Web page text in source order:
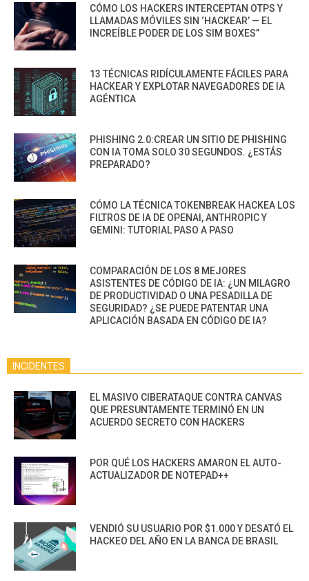
CÓMO LOS HACKERS INTERCEPTAN OTPS Y
LLAMADAS MÓVILES SIN ‘HACKEAR’ — EL
INCREÍBLE PODER DE LOS SIM BOXES”
13 TÉCNICAS RIDÍCULAMENTE FÁCILES PARA
HACKEAR Y EXPLOTAR NAVEGADORES DE IA
AGÉNTICA
PHISHING 2.0:CREAR UN SITIO DE PHISHING
CON IA TOMA SOLO 30 SEGUNDOS. ¿ESTÁS
PREPARADO?
CÓMO LA TÉCNICA TOKENBREAK HACKEA LOS
FILTROS DE IA DE OPENAI, ANTHROPIC Y
GEMINI: TUTORIAL PASO A PASO
COMPARACIÓN DE LOS 8 MEJORES
ASISTENTES DE CÓDIGO DE IA: ¿UN MILAGRO
DE PRODUCTIVIDAD O UNA PESADILLA DE
SEGURIDAD? ¿SE PUEDE PATENTAR UNA
APLICACIÓN BASADA EN CÓDIGO DE IA?
INCIDENTES
EL MASIVO CIBERATAQUE CONTRA CANVAS
QUE PRESUNTAMENTE TERMINÓ EN UN
ACUERDO SECRETO CON HACKERS
POR QUÉ LOS HACKERS AMARON EL AUTO-
ACTUALIZADOR DE NOTEPAD++
VENDIÓ SU USUARIO POR $1.000 Y DESATÓ EL
HACKEO DEL AÑO EN LA BANCA DE BRASIL